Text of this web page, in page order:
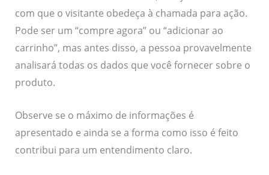
com que o visitante obedeça à chamada para ação.
Pode ser um “compre agora” ou “adicionar ao
carrinho”, mas antes disso, a pessoa provavelmente
analisará todas os dados que você fornecer sobre o
produto.
Observe se o máximo de informações é
apresentado e ainda se a forma como isso é feito
contribui para um entendimento claro.